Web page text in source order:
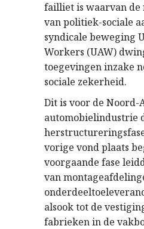
failliet is waarvan de
van politiek-sociale
syndicale beweging
Workers (UAW)
toegevingen inzake
sociale zekerheid.
Dit is voor de Noord-
automobielindustrie
vorige vond plaats
voorgaande fase
van
alsook tot de
fabrieken in de